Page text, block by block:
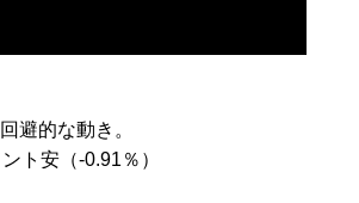
避的な動き。
ト安（-0.91％）